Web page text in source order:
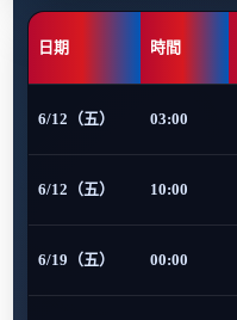
日期 時間
6/12（五） 03:00
6/12（五） 10:00
6/19（五） 00:00